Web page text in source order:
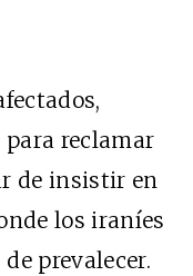
para reclamar
de insistir en
los iraníes
prevalecer.